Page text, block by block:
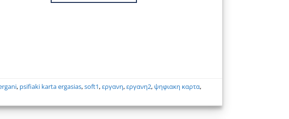
, psifiaki karta ergasias,soft1,εργανη,εργανη2, ψηφιακη καρτα,